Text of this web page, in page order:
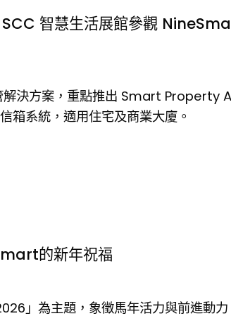
SCC 智慧生活展館參觀
決方案，重點推出 Smart Property
箱系統，適用住宅及商業大廈。
的新年祝福
」為主題，象徵馬年活力與前進動力